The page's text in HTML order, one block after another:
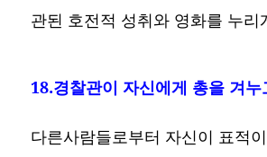
관된 호전적 성취와 영화를 누리
18.경찰관이 자신에게 총을 겨누
다른사람들로부터 자신이 표적